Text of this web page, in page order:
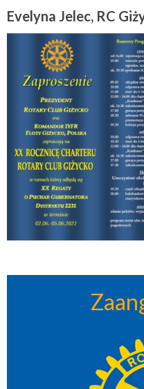
Evelyna Jelec, RC